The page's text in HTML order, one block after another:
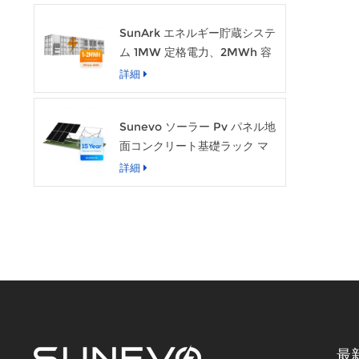
SunArk エネルギー貯蔵システ
ム 1MW 定格電力、2MWh 容
量
詳細
Sunevo ソーラー Pv パネル地
面コンクリート基礎ラック マ
ウント システム構造
詳細
最